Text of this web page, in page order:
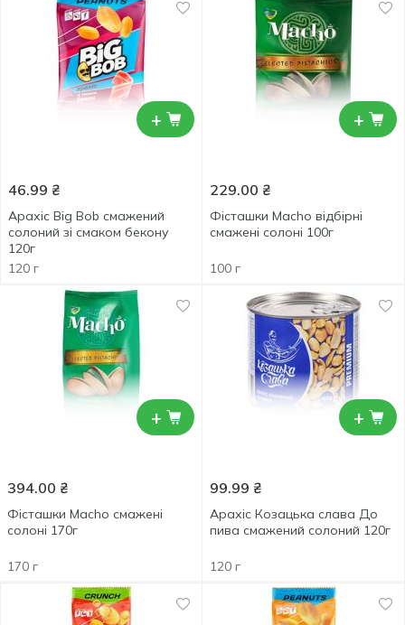
+
46.99 ₴
Арахіс Big Bob смажений
солоний зі смаком бекону
120г
120 г
+
229.00 ₴
Фісташки Macho відбірні
смажені солоні 100г
100 г
+
394.00 ₴
Фісташки Macho смажені
солоні 170г
170 г
+
99.99 ₴
Арахіс Козацька слава До
пива смажений солоний 120г
120 г